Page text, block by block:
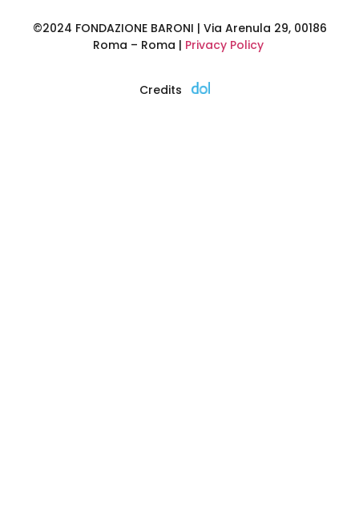
©2024 FONDAZIONE BARONI | Via Arenula 29, 00186
Roma – Roma | Privacy Policy
Credits